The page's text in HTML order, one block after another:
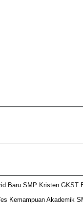
Baru SMP Kristen GKST
Kemampuan Akademik